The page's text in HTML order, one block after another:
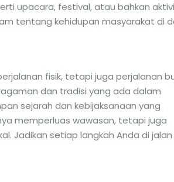
upacara, festival, atau bahkan
tentang kehidupan masyarakat di
fisik, tetapi juga perjalanan
dan tradisi yang ada dalam
sejarah dan kebijaksanaan yang
memperluas wawasan, tetapi juga
Jadikan setiap langkah Anda di